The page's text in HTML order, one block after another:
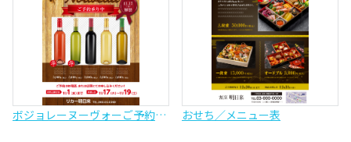
ボジョレーヌーヴォーご予約承り中 おせち／メニュー表